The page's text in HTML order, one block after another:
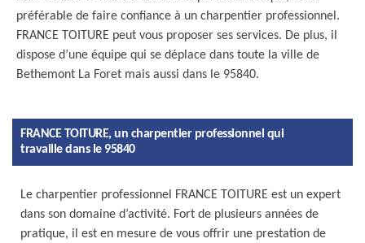
préférable de faire confiance à un charpentier professionnel.
FRANCE TOITURE peut vous proposer ses services. De plus, il
dispose d’une équipe qui se déplace dans toute la ville de
Bethemont La Foret mais aussi dans le 95840.
FRANCE TOITURE, un charpentier professionnel qui
travaille dans le 95840
Le charpentier professionnel FRANCE TOITURE est un expert
dans son domaine d’activité. Fort de plusieurs années de
pratique, il est en mesure de vous offrir une prestation de